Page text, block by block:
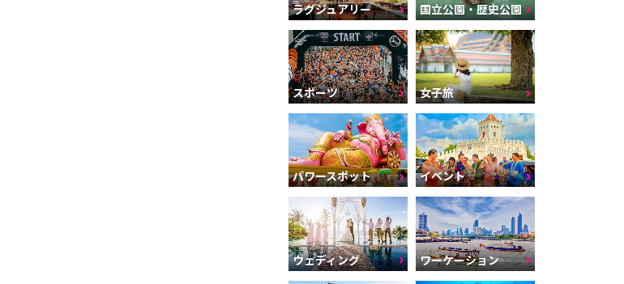
ラグジュアリー 国立公園・歴史公園
スポーツ 女子旅
パワースポット イベント
ウェディング ワーケーション